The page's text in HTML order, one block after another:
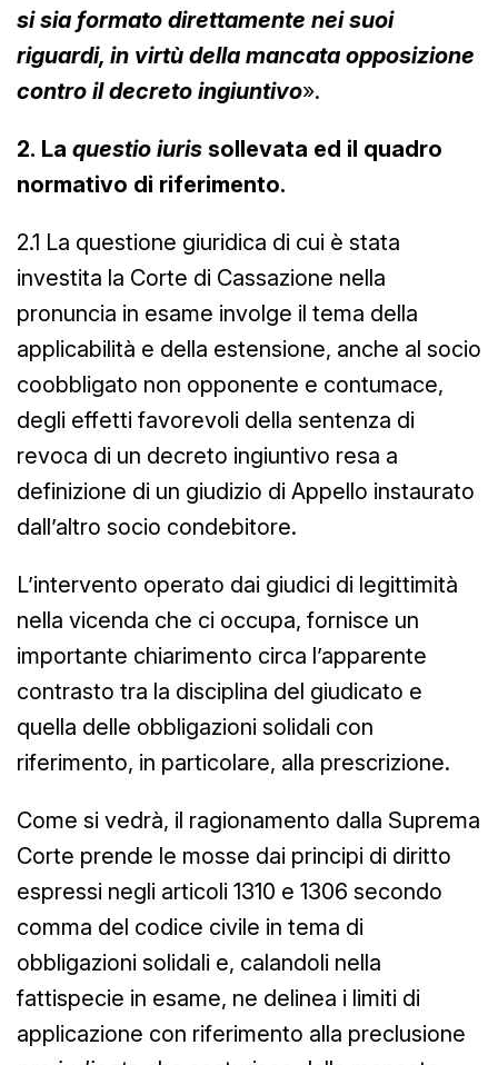
si sia formato direttamente nei suoi
riguardi, in virtù della mancata opposizione
contro il decreto ingiuntivo».
2. La questio iuris sollevata ed il quadro
normativo di riferimento.
2.1 La questione giuridica di cui è stata
investita la Corte di Cassazione nella
pronuncia in esame involge il tema della
applicabilità e della estensione, anche al socio
coobbligato non opponente e contumace,
degli effetti favorevoli della sentenza di
revoca di un decreto ingiuntivo resa a
definizione di un giudizio di Appello instaurato
dall’altro socio condebitore.
L’intervento operato dai giudici di legittimità
nella vicenda che ci occupa, fornisce un
importante chiarimento circa l’apparente
contrasto tra la disciplina del giudicato e
quella delle obbligazioni solidali con
riferimento, in particolare, alla prescrizione.
Come si vedrà, il ragionamento dalla Suprema
Corte prende le mosse dai principi di diritto
espressi negli articoli 1310 e 1306 secondo
comma del codice civile in tema di
obbligazioni solidali e, calandoli nella
fattispecie in esame, ne delinea i limiti di
applicazione con riferimento alla preclusione